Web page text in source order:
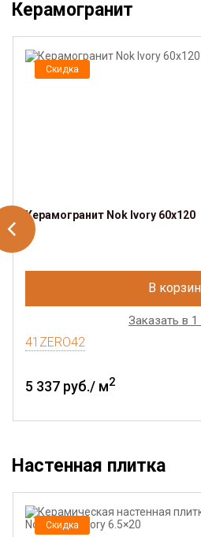
Керамогранит
Скидка
Керамогранит Nok Ivory 60x120
В
Заказать в 1
41ZERO42
5 337 руб./ м2
Настенная плитка
Скидка